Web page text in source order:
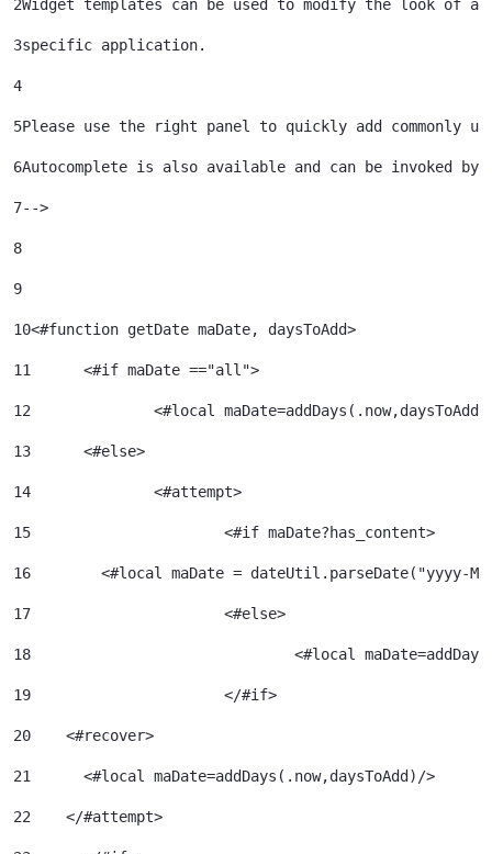
2Widget templates can be used to modify the look of a
3specific application.
4
5Please use the right panel to quickly add commonly
6Autocomplete is also available and can be invoked
7-->
8
9
10<#function getDate maDate, daysToAdd>
11
	<#if maDate =="all">
12
<#local
13
	<#else>
14
		<#attempt>
15
			<#if maDate?has_content>
16
<#local maDate = dateUtil.parseDate("yyyy-
17
			<#else>
18
<#local
19
			</#if>
20
    <#recover>
21
      <#local maDate=addDays(.now,daysToAdd)/>
22
    </#attempt>